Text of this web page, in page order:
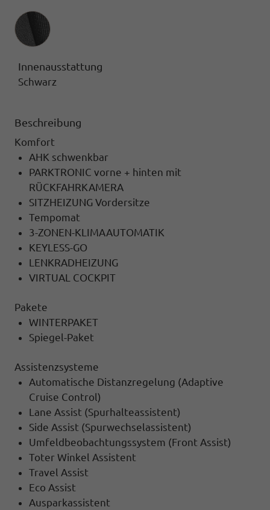
Innenausstattung
Innenausstattung
Schwarz
Beschreibung
Komfort
AHK schwenkbar
PARKTRONIC vorne + hinten mit
RÜCKFAHRKAMERA
SITZHEIZUNG Vordersitze
Tempomat
3-ZONEN-KLIMAAUTOMATIK
KEYLESS-GO
LENKRADHEIZUNG
VIRTUAL COCKPIT
Pakete
WINTERPAKET
Spiegel-Paket
Assistenzsysteme
Automatische Distanzregelung (Adaptive
Cruise Control)
Lane Assist (Spurhalteassistent)
Side Assist (Spurwechselassistent)
Umfeldbeobachtungssystem (Front Assist)
Toter Winkel Assistent
Travel Assist
Eco Assist
Ausparkassistent